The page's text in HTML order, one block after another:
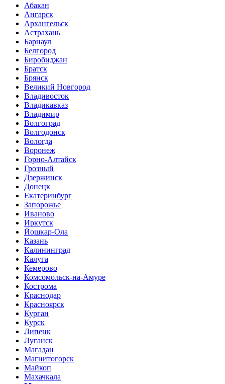
Абакан
Ангарск
Архангельск
Астрахань
Барнаул
Белгород
Биробиджан
Братск
Брянск
Великий Новгород
Владивосток
Владикавказ
Владимир
Волгоград
Волгодонск
Вологда
Воронеж
Горно-Алтайск
Грозный
Дзержинск
Донецк
Екатеринбург
Запорожье
Иваново
Иркутск
Йошкар-Ола
Казань
Калининград
Калуга
Кемерово
Комсомольск-на-Амуре
Кострома
Краснодар
Красноярск
Курган
Курск
Липецк
Луганск
Магадан
Магнитогорск
Майкоп
Махачкала